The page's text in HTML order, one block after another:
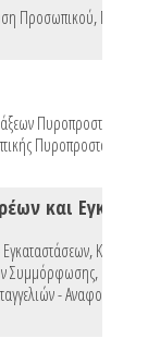
Προσωπικού,
Πυροπροστασίας
Πυροπροστασίας
,
Συμμόρφωσης,
- Αναφορών